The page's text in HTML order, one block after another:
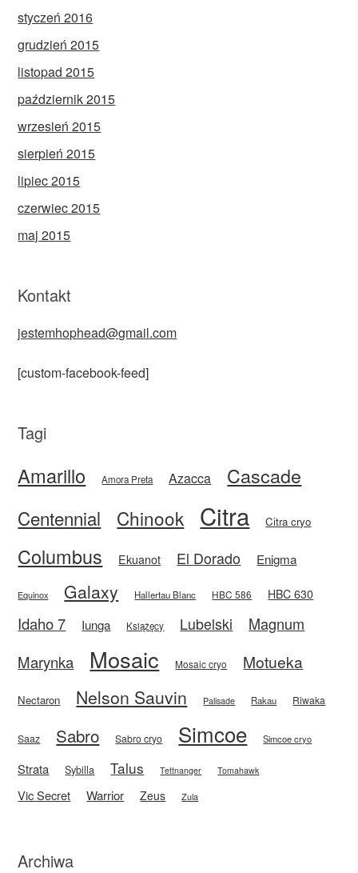
styczeń 2016
grudzień 2015
listopad 2015
październik 2015
wrzesień 2015
sierpień 2015
lipiec 2015
czerwiec 2015
maj 2015
Kontakt
jestemhophead@gmail.com
[custom-facebook-feed]
Tagi
Amarillo Amora Preta Azacca Cascade
Centennial Chinook Citra Citra cryo
Columbus Ekuanot El Dorado Enigma
Equinox Galaxy Hallertau Blanc HBC 586 HBC 630
Idaho 7 Iunga Książęcy Lubelski
Magnum
Marynka
Mosaic Mosaic cryo Motueka
Nectaron Nelson Sauvin Palisade Rakau Riwaka
Saaz Sabro Sabro cryo Simcoe Simcoe cryo
Strata Sybilla Talus Tettnanger Tomahawk
Vic Secret Warrior Zeus Zula
Archiwa